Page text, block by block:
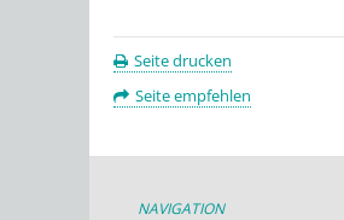
Seite drucken
Seite empfehlen
NAVIGATION